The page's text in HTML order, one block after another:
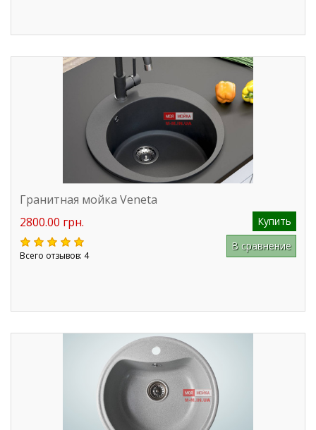
Гранитная мойка Veneta
2800.00 грн.
Купить
Всего отзывов: 4
В сравнение